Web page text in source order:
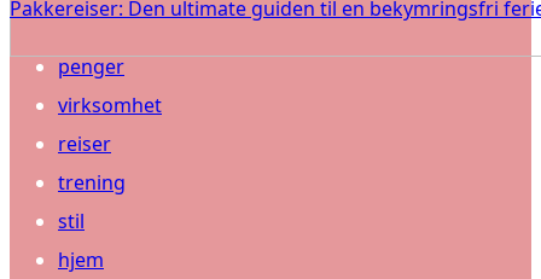
Pakkereiser: Den ultimate guiden til en bekymringsfri
penger
virksomhet
reiser
trening
stil
hjem